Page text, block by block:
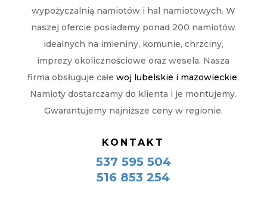
wypożyczalnią namiotów i hal namiotowych. W
naszej ofercie posiadamy ponad 200 namiotów
idealnych na imieniny, komunie, chrzciny,
imprezy okolicznościowe oraz wesela. Nasza
firma obsługuje całewoj lubelskie i mazowieckie.
Namioty dostarczamy do klienta i je montujemy.
Gwarantujemy najniższe ceny w regionie.
KONTAKT
537 595 504
516 853 254